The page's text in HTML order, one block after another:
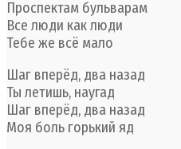
Проспектам бульварам
Все люди как люди
Тебе же всё мало
Шаг вперёд, два назад
Ты летишь, наугад
Шаг вперёд, два назад
Моя боль горький яд